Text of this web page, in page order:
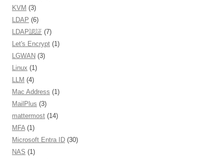
KVM (3)
LDAP (6)
LDAP認証 (7)
Let's Encrypt (1)
LGWAN (3)
Linux (1)
LLM (4)
Mac Address (1)
MailPlus (3)
mattermost (14)
MFA (1)
Microsoft Entra ID (30)
NAS (1)